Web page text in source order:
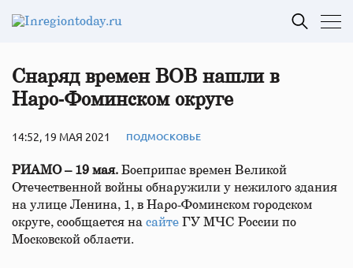
Снаряд времен ВОВ нашли в
Наро‑Фоминском округе
14:52, 19 МАЯ 2021 ПОДМОСКОВЬЕ
РИАМО – 19 мая. Боеприпас времен Великой
Отечественной войны обнаружили у нежилого здания
на улице Ленина, 1, в Наро-Фоминском городском
округе, сообщается на сайте ГУ МЧС России по
Московской области.